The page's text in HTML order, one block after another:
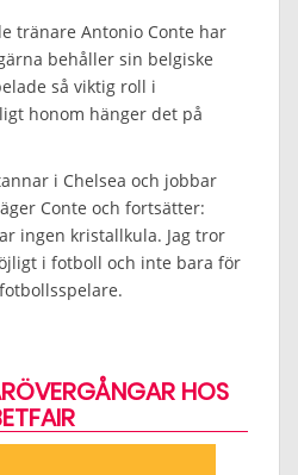
tränare Antonio Conte har
behåller sin belgiske
så viktig roll i
honom hänger det på
i Chelsea och jobbar
Conte och fortsätter:
ingen kristallkula. Jag tror
i fotboll och inte bara för
HOS